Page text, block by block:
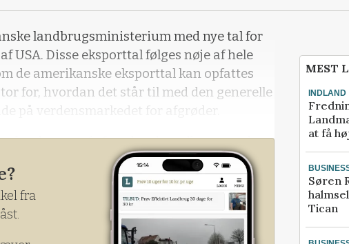
landbrugsministerium med nye tal for
USA. Disse eksporttal følges nøje af hele
de amerikanske eksporttal kan opfattes
for, hvordan det står til med den generelle
på verdensmarkedet for afgrøder.
eksport af afgrøder, der udkom torsdag
fra
MEST
INDLAND
at få
Søren
Tican